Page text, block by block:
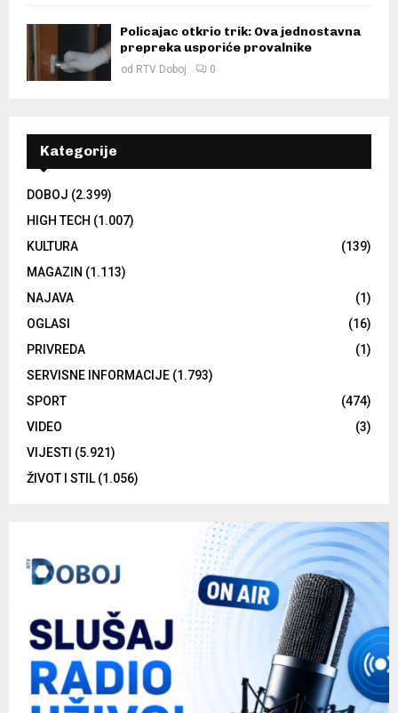
Policajac otkrio trik: Ova jednostavna
prepreka usporiće provalnike
od RTV Doboj 0
Kategorije
DOBOJ (2.399)
HIGH TECH (1.007)
KULTURA
(139)
MAGAZIN (1.113)
NAJAVA
(1)
OGLASI
(16)
PRIVREDA
(1)
SERVISNE INFORMACIJE (1.793)
SPORT
(474)
VIDEO
(3)
VIJESTI (5.921)
ŽIVOT I STIL (1.056)